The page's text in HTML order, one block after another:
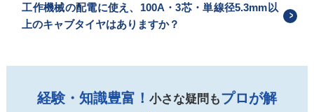
工作機械の配電に使え、100A・3芯・単線径5.3mm以
上のキャブタイヤはありますか？
経験・知識豊富！ 小さな疑問もプロが解